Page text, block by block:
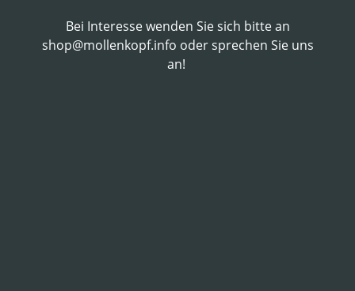
Bei Interesse wenden Sie sich bitte an
shop@mollenkopf.info oder sprechen Sie uns
an!